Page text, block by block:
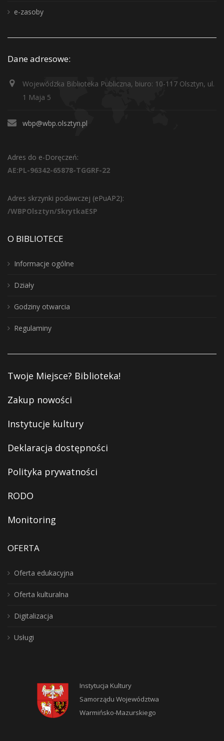
e-zasoby
Dane adresowe:
Wojewódzka Biblioteka Publiczna, biuro: 10-117 Olsztyn, ul.
1 Maja 5
wbp@wbp.olsztyn.pl
Adres do e-Doręczeń:
AE:PL-96342-65878-TGGRF-22
Adres skrzynki podawczej (ePuAP2):
/WBPOlsztyn/SkrytkaESP
O BIBLIOTECE
Informacje ogólne
Działy
Godziny otwarcia
Regulaminy
Twoje Miejsce? Biblioteka!
Zakup nowości
Instytucje kultury
Deklaracja dostępności
Polityka prywatności
RODO
Monitoring
OFERTA
Oferta edukacyjna
Oferta kulturalna
Digitalizacja
Usługi
Instytucja Kultury
Samorządu Województwa
Warmińsko-Mazurskiego